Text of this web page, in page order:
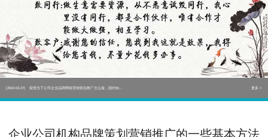
[2022-05-29] 实体门店如何做网络推广吸引客户，实体店网络营销技巧... 更多 >
[2022-05-04] 污水处理设备厂家产品如何做网络推广（污水处理项目网... 更多 >
[2022-03-27] 疫情当下公司企业品牌网络营销策划推广怎么做，国内知... 更多 >
[2022-05-29] 实体门店如何做网络推广吸引客户，实体店网络营销技巧... 更多 >
企业公司机构品牌策划营销推广的一些基本方法